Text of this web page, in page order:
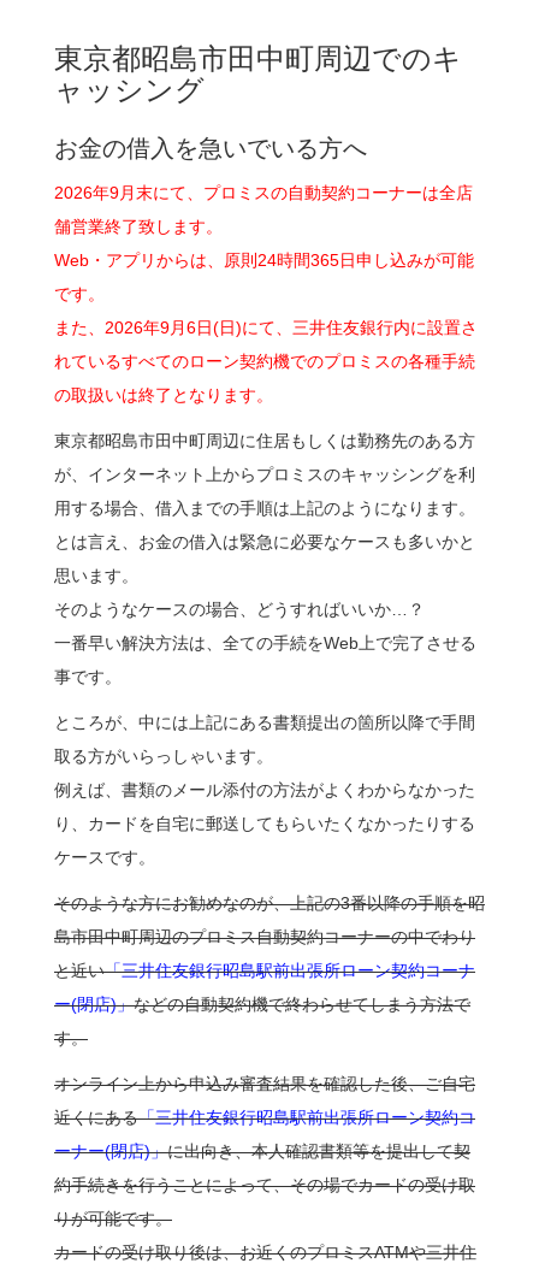
東京都昭島市田中町周辺でのキ
ャッシング
お金の借入を急いでいる方へ
2026年9月末にて、プロミスの自動契約コーナーは全店
舗営業終了致します。
Web・アプリからは、原則24時間365日申し込みが可能
です。
また、2026年9月6日(日)にて、三井住友銀行内に設置さ
れているすべてのローン契約機でのプロミスの各種手続
の取扱いは終了となります。
東京都昭島市田中町周辺に住居もしくは勤務先のある方
が、インターネット上からプロミスのキャッシングを利
用する場合、借入までの手順は上記のようになります。
とは言え、お金の借入は緊急に必要なケースも多いかと
思います。
そのようなケースの場合、どうすればいいか…？
一番早い解決方法は、全ての手続をWeb上で完了させる
事です。
ところが、中には上記にある書類提出の箇所以降で手間
取る方がいらっしゃいます。
例えば、書類のメール添付の方法がよくわからなかった
り、カードを自宅に郵送してもらいたくなかったりする
ケースです。
そのような方にお勧めなのが、上記の3番以降の手順を昭
島市田中町周辺のプロミス自動契約コーナーの中でわり
と近い「三井住友銀行昭島駅前出張所ローン契約コーナ
ー(閉店)」などの自動契約機で終わらせてしまう方法で
す。
オンライン上から申込み審査結果を確認した後、ご自宅
近くにある「三井住友銀行昭島駅前出張所ローン契約コ
ーナー(閉店)」に出向き、本人確認書類等を提出して契
約手続きを行うことによって、その場でカードの受け取
りが可能です。
カードの受け取り後は、お近くのプロミスATMや三井住